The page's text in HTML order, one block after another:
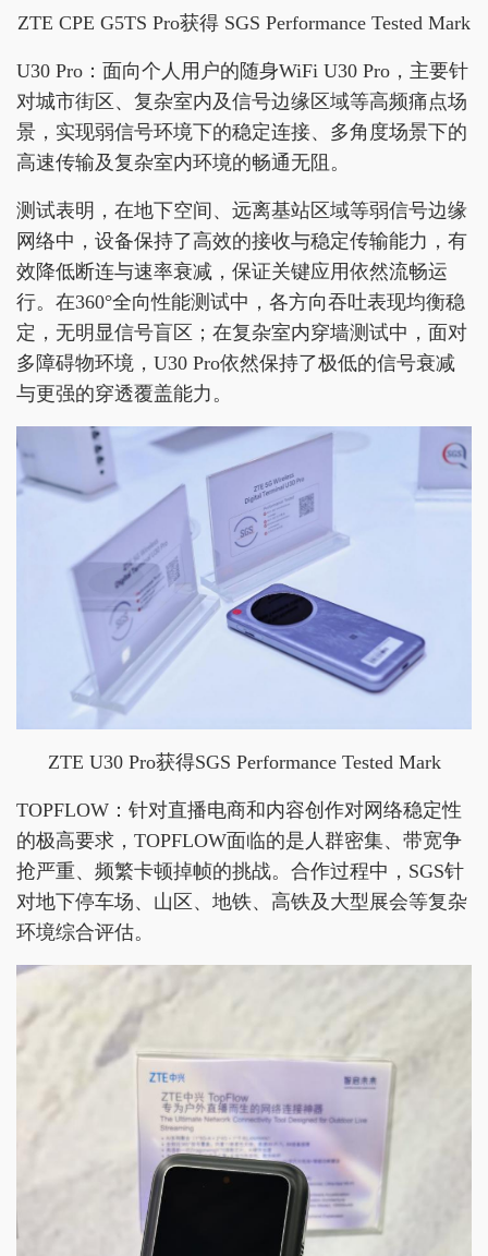
ZTE CPE G5TS Pro获得 SGS Performance Tested Mark
U30 Pro：面向个人用户的随身WiFi U30 Pro，主要针
对城市街区、复杂室内及信号边缘区域等高频痛点场
景，实现弱信号环境下的稳定连接、多角度场景下的
高速传输及复杂室内环境的畅通无阻。
测试表明，在地下空间、远离基站区域等弱信号边缘
网络中，设备保持了高效的接收与稳定传输能力，有
效降低断连与速率衰减，保证关键应用依然流畅运
行。在360°全向性能测试中，各方向吞吐表现均衡稳
定，无明显信号盲区；在复杂室内穿墙测试中，面对
多障碍物环境，U30 Pro依然保持了极低的信号衰减
与更强的穿透覆盖能力。
ZTE U30 Pro获得SGS Performance Tested Mark
TOPFLOW：针对直播电商和内容创作对网络稳定性
的极高要求，TOPFLOW面临的是人群密集、带宽争
抢严重、频繁卡顿掉帧的挑战。合作过程中，SGS针
对地下停车场、山区、地铁、高铁及大型展会等复杂
环境综合评估。